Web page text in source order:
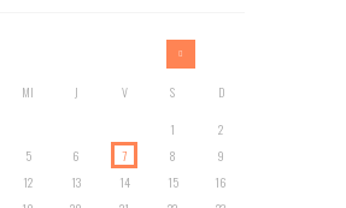
MI J V S D
1
2
5 6 7 8
9
12 13 14 15
16